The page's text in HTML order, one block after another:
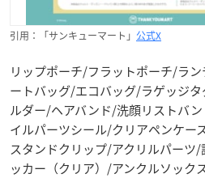
引用：「サンキューマート」 公式X
リップポーチ/フラットポーチ/ラ
ートバッグ/エコバッグ/ラゲッジ
ルダー/ヘアバンド/洗顔リストバ
イルパーツシール/クリアペンケー
スタンドクリップ/アクリルパーツ
ッカー（クリア）/アンクルソック